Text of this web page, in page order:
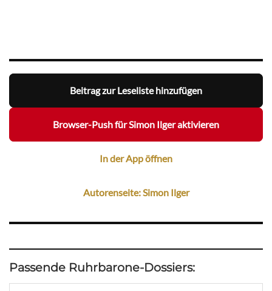
Beitrag zur Leseliste hinzufügen
Browser-Push für Simon Ilger aktivieren
In der App öffnen
Autorenseite: Simon Ilger
Passende Ruhrbarone-Dossiers: